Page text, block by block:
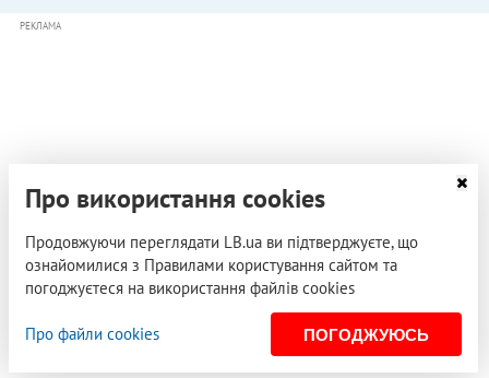
РЕКЛАМА
Про використання cookies
Продовжуючи переглядати LB.ua ви підтверджуєте, що
ознайомилися з Правилами користування сайтом та
погоджуєтеся на використання файлів cookies
Про файли cookies ПОГОДЖУЮСЬ